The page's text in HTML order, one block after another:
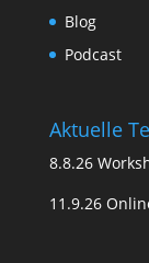
Blog
Podcast
Aktuelle
8.8.26
11.9.26